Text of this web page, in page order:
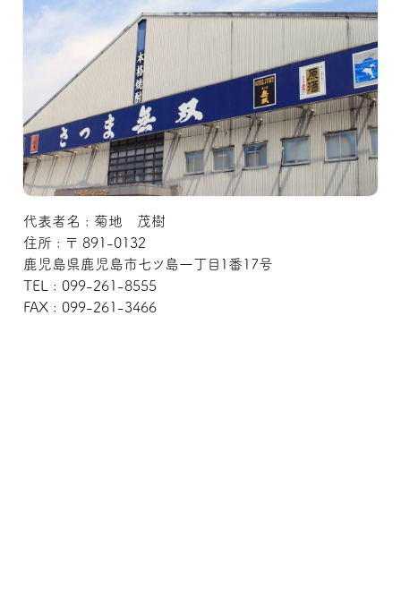
代表者名 : 菊地 茂樹
住所 : 〒 891-0132
鹿児島県鹿児島市七ツ島一丁目1番17号
TEL : 099-261-8555
FAX : 099-261-3466